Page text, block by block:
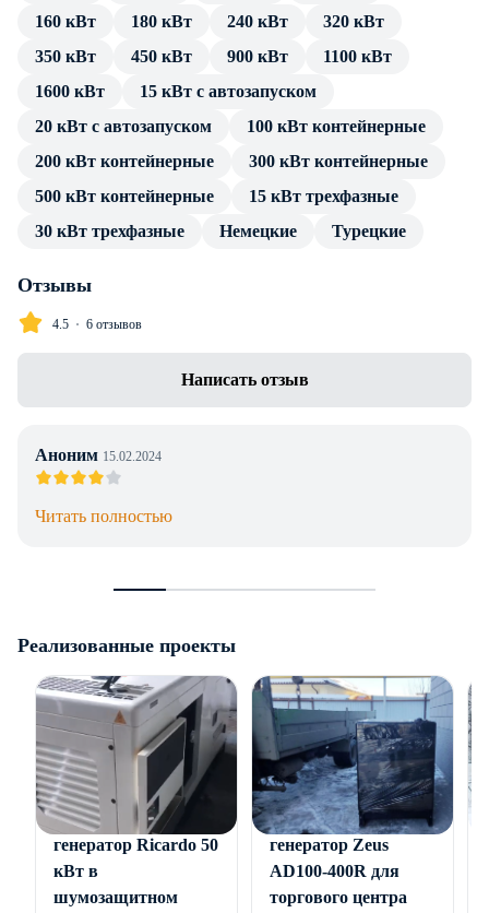
источника тока. Подключение потребителя производится
посредством стандартных разъемов, без трансформатора и
В каталоге товаров компании Энерджи Групп — только
генератор Aksa AD-410 в контейнере с АВР имеет весь
пакет технической документации и продолжительную
гарантию производителя. Профессиональные консультации
предоставляем в полном объеме без дополнительной
компанией, инженерное сопровождение проекта.
160 кВт
180 кВт 240 кВт
320 кВт
350 кВт
450 кВт 900 кВт
1100 кВт
1600 кВт
15 кВт с автозапуском
20 кВт с автозапуском
100 кВт контейнерные
200 кВт контейнерные
300 кВт контейнерные
500 кВт контейнерные
15 кВт трехфазные
30 кВт трехфазные
Немецкие Турецкие
Отзывы
4.5 6 отзывов
Написать отзыв
Аноним 15.02.2024
Читать полностью
Реализованные проекты
Дизельный
генератор Ricardo 50
кВт в
шумозащитном
Дизельный
генератор Zeus
AD100-400R для
торгового центра